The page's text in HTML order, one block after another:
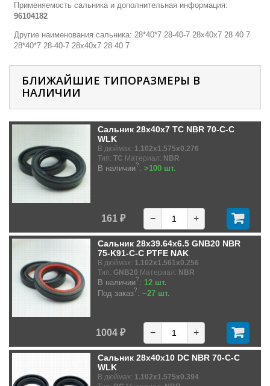
Применяемость сальника и дополнительная информация:
96104182
Другие наименования сальника: 28*40*7 28-40-7 28х40х7 28 40 7
28*40*7 28-40-7 28х40х7 28 40 7
БЛИЖАЙШИЕ ТИПОРАЗМЕРЫ В
НАЛИЧИИ
Сальник 28x40x7 TC NBR 70-C-C
WLK
В дюймах: 1.102x1.575x0.276
Тип: TC Материал: NBR
В наличии?: >100 шт.
161 ₽ − +
Сальник 28x39.64x6.5 GNB20 NBR
75-K91-C-C PTFE NAK
В дюймах: 1.102x1.561x0.256
Тип: GNB20 Материал: NBR
В наличии?: 12 шт.
Под заказ?: ~27 шт.
1004 ₽ − +
Сальник 28x40x10 DC NBR 70-C-C
WLK
В дюймах: 1.102x1.575x0.394